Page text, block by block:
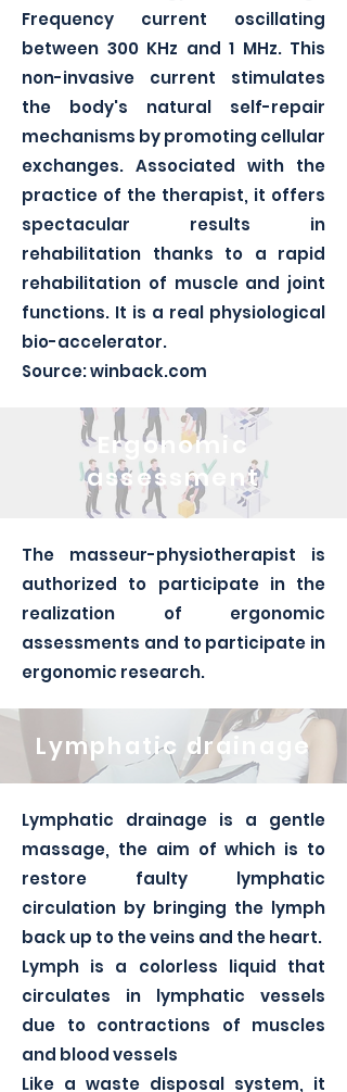
Frequency current oscillating
between 300 KHz and 1 MHz. This
non-invasive current stimulates
the body's natural self-repair
mechanisms by promoting cellular
exchanges. Associated with the
practice of the therapist, it offers
spectacular results in
rehabilitation thanks to a rapid
rehabilitation of muscle and joint
functions. It is a real physiological
bio-accelerator.
Source: winback.com
Ergonomic
assessment
The masseur-physiotherapist is
authorized to participate in the
realization of ergonomic
assessments and to participate in
ergonomic research.
Lymphatic drainage
Lymphatic drainage is a gentle
massage, the aim of which is to
restore faulty lymphatic
circulation by bringing the lymph
back up to the veins and the heart.
Lymph is a colorless liquid that
circulates in lymphatic vessels
due to contractions of muscles
and blood vessels
Like a waste disposal system, it